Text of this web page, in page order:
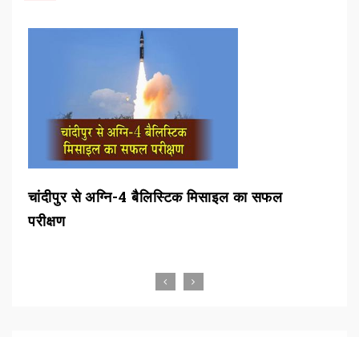
चांदीपुर से अग्नि-4 बैलिस्टिक मिसाइल का सफल
परीक्षण